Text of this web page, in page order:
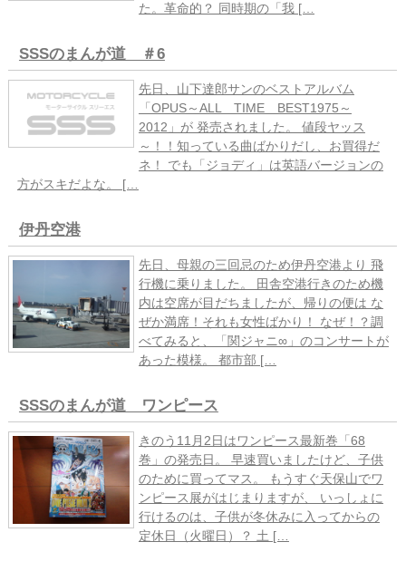
た。革命的？ 同時期の「我 […
SSSのまんが道 ＃6
先日、山下達郎サンのベストアルバム
「OPUS～ALL TIME BEST1975～
2012」が 発売されました。 値段ヤッス
～！！知っている曲ばかりだし、お買得だ
ネ！ でも「ジョディ」は英語バージョンの
方がスキだよな。 […
伊丹空港
先日、母親の三回忌のため伊丹空港より 飛
行機に乗りました。 田舎空港行きのため機
内は空席が目だちましたが、帰りの便は な
ぜか満席！それも女性ばかり！ なぜ！？調
べてみると、「関ジャニ∞」のコンサートが
あった模様。 都市部 […
SSSのまんが道 ワンピース
きのう11月2日はワンピース最新巻「68
巻」の発売日。 早速買いましたけど、子供
のために買ってマス。 もうすぐ天保山でワ
ンピース展がはじまりますが、 いっしょに
行けるのは、子供が冬休みに入ってからの
定休日（火曜日）？ 土 […